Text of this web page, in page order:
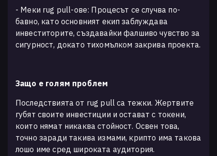
- Меки rug pull-ове: Процесът се случва по-
бавно, като основният екип заблуждава
инвеститорите, създавайки фалшиво чувство за
сигурност, докато тихомълком закрива проекта.
Защо е голям проблем
Последствията от rug pull са тежки. Жертвите
губят своите инвестиции и остават с токени,
които нямат никаква стойност. Освен това,
точно заради такива измами, крипто има такова
лошо име сред широката аудитория.